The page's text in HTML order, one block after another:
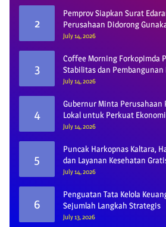
2
Pemprov Siapkan Surat
Perusahaan Didorong
Pelat KU
July 14, 2026
3
Coffee Morning Forkopimda
Stabilitas dan Pembangunan
July 14, 2026
4
Gubernur Minta Perusahaan
Lokal untuk Perkuat
July 14, 2026
5
Puncak Harkopnas Kaltara,
dan Layanan Kesehatan
July 14, 2026
6
Penguatan Tata Kelola
Sejumlah Langkah Strategis
July 13, 2026